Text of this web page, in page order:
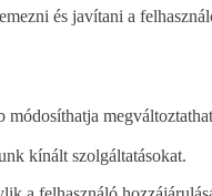
és javítani a
kínált szolgáltatásokat.